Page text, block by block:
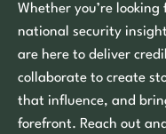
Whether you’re
national security
are here to deliver
collaborate to create
that influence, and
forefront. Reach out